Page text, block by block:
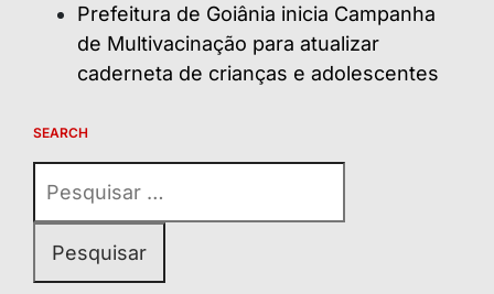
Prefeitura de Goiânia inicia Campanha
de Multivacinação para atualizar
caderneta de crianças e adolescentes
SEARCH
por: